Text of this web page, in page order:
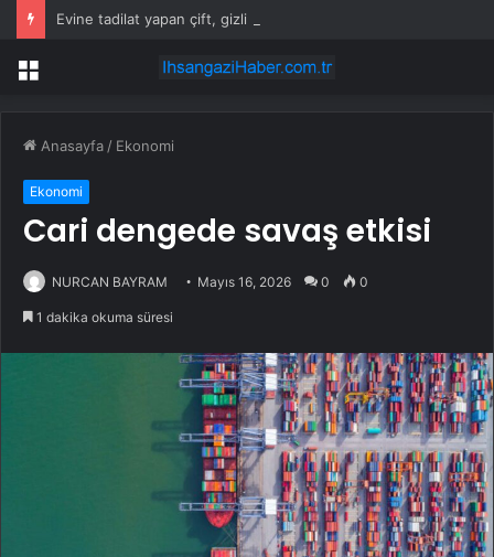
Menü
Anasayfa / Ekonomi
Ekonomi
Cari dengede savaş etkisi
NURCAN BAYRAM Mayıs 16, 2026 0 0
1 dakika okuma süresi